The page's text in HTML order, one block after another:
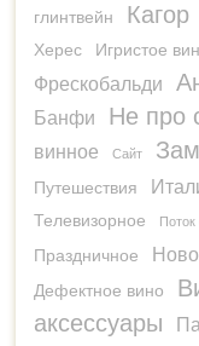
глинтвейн
Кагор
Херес Игристое
Фрескобальди
Банфи Не про
винное
Сайт
Путешествия
Телевизорное Поток
Праздничное
Дефектное вино
аксессуары